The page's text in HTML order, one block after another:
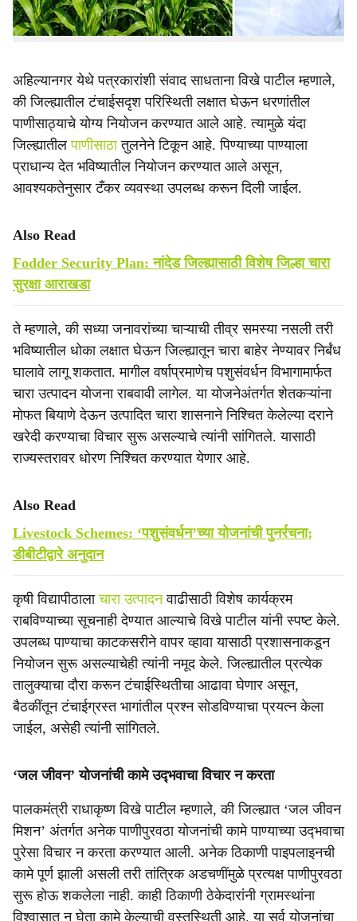
धोरण राबविण्याची गरज असल्याचे पालकमंत्री राधाकृष्ण विखे
पाटील यांनी सांगितले.
अहिल्यानगर येथे पत्रकारांशी संवाद साधताना विखे पाटील म्हणाले,
की जिल्ह्यातील टंचाईसदृश परिस्थिती लक्षात घेऊन धरणांतील
पाणीसाठ्याचे योग्य नियोजन करण्यात आले आहे. त्यामुळे यंदा
जिल्ह्यातीलपाणीसाठातुलनेने टिकून आहे. पिण्याच्या पाण्याला
प्राधान्य देत भविष्यातील नियोजन करण्यात आले असून,
आवश्यकतेनुसार टँकर व्यवस्था उपलब्ध करून दिली जाईल.
Also Read
Fodder Security Plan: नांदेड जिल्ह्यासाठी विशेष जिल्हा चारा
सुरक्षा आराखडा
ते म्हणाले, की सध्या जनावरांच्या चाऱ्याची तीव्र समस्या नसली तरी
भविष्यातील धोका लक्षात घेऊन जिल्ह्यातून चारा बाहेर नेण्यावर निर्बंध
घालावे लागू शकतात. मागील वर्षाप्रमाणेच पशुसंवर्धन विभागामार्फत
चारा उत्पादन योजना राबवावी लागेल. या योजनेअंतर्गत शेतकऱ्यांना
मोफत बियाणे देऊन उत्पादित चारा शासनाने निश्चित केलेल्या दराने
खरेदी करण्याचा विचार सुरू असल्याचे त्यांनी सांगितले. यासाठी
राज्यस्तरावर धोरण निश्चित करण्यात येणार आहे.
Also Read
Livestock Schemes: ‘पशुसंवर्धन’च्या योजनांची पुनर्रचना;
डीबीटीद्वारे अनुदान
कृषी विद्यापीठालाचारा उत्पादनवाढीसाठी विशेष कार्यक्रम
राबविण्याच्या सूचनाही देण्यात आल्याचे विखे पाटील यांनी स्पष्ट केले.
उपलब्ध पाण्याचा काटकसरीने वापर व्हावा यासाठी प्रशासनाकडून
नियोजन सुरू असल्याचेही त्यांनी नमूद केले. जिल्ह्यातील प्रत्येक
तालुक्याचा दौरा करून टंचाईस्थितीचा आढावा घेणार असून,
बैठकींतून टंचाईग्रस्त भागांतील प्रश्न सोडविण्याचा प्रयत्न केला
जाईल, असेही त्यांनी सांगितले.
‘जल जीवन’ योजनांची कामे उद्‍भवाचा विचार न करता
पालकमंत्री राधाकृष्ण विखे पाटील म्हणाले, की जिल्ह्यात ‘जल जीवन
मिशन’ अंतर्गत अनेक पाणीपुरवठा योजनांची कामे पाण्याच्या उद्‍भवाचा
पुरेसा विचार न करता करण्यात आली. अनेक ठिकाणी पाइपलाइनची
कामे पूर्ण झाली असली तरी तांत्रिक अडचणींमुळे प्रत्यक्ष पाणीपुरवठा
सुरू होऊ शकलेला नाही. काही ठिकाणी ठेकेदारांनी ग्रामस्थांना
विश्वासात न घेता कामे केल्याची वस्तुस्थिती आहे. या सर्व योजनांचा